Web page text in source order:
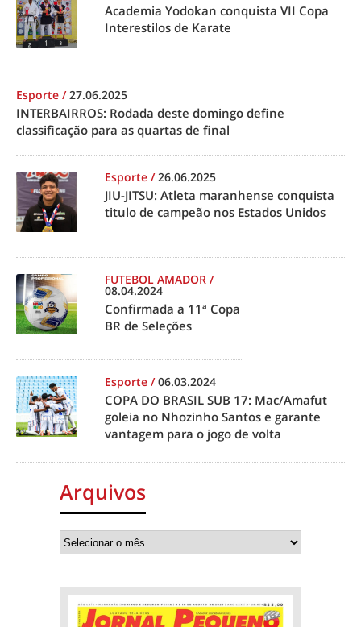
Academia Yodokan conquista VII Copa
Interestilos de Karate
Esporte /27.06.2025
INTERBAIRROS: Rodada deste domingo define
classificação para as quartas de final
Esporte /26.06.2025
JIU-JITSU: Atleta maranhense conquista
titulo de campeão nos Estados Unidos
FUTEBOL AMADOR /
08.04.2024
Confirmada a 11ª Copa
BR de Seleções
Esporte /06.03.2024
COPA DO BRASIL SUB 17: Mac/Amafut
goleia no Nhozinho Santos e garante
vantagem para o jogo de volta
Arquivos